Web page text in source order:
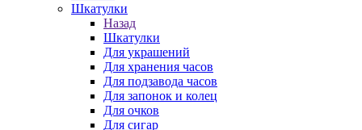
Шкатулки
Назад
Шкатулки
Для украшений
Для хранения часов
Для подзавода часов
Для запонок и колец
Для очков
Для сигар